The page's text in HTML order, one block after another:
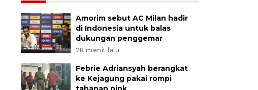
Amorim sebut AC Milan hadir
di Indonesia untuk balas
dukungan penggemar
28 menit lalu
Febrie Adriansyah berangkat
ke Kejagung pakai rompi